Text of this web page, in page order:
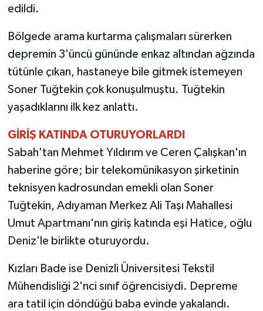
edildi.
Bölgede arama kurtarma çalışmaları sürerken
depremin 3'üncü gününde enkaz altından ağzında
tütünle çıkan, hastaneye bile gitmek istemeyen
Soner Tuğtekin çok konuşulmuştu. Tuğtekin
yaşadıklarını ilk kez anlattı.
GİRİŞ KATINDA OTURUYORLARDI
Sabah'tan Mehmet Yıldırım ve Ceren Çalışkan'ın
haberine göre; bir telekomünikasyon şirketinin
teknisyen kadrosundan emekli olan Soner
Tuğtekin, Adıyaman Merkez Ali Taşı Mahallesi
Umut Apartmanı'nın giriş katında eşi Hatice, oğlu
Deniz'le birlikte oturuyordu.
Kızları Bade ise Denizli Üniversitesi Tekstil
Mühendisliği 2'nci sınıf öğrencisiydi. Depreme
ara tatil için döndüğü baba evinde yakalandı.